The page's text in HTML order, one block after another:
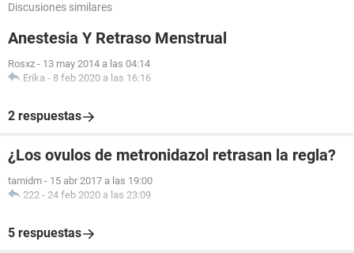
Discusiones similares
Anestesia Y Retraso Menstrual
Rosxz - 13 may 2014 a las 04:14
Erika - 8 feb 2020 a las 16:16
2 respuestas
¿Los ovulos de metronidazol retrasan la regla?
tamidm - 15 abr 2017 a las 19:00
222 - 24 feb 2020 a las 23:09
5 respuestas